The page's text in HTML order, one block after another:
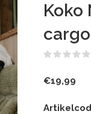
Koko
€19,99